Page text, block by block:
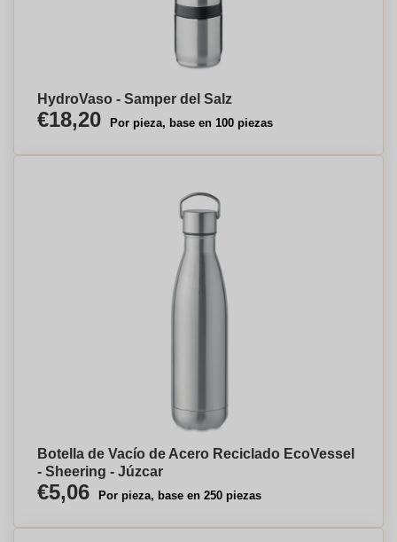
HydroVaso - Samper del Salz
€18,20 Por pieza, base en 100 piezas
Botella de Vacío de Acero Reciclado EcoVessel
- Sheering - Júzcar
€5,06 Por pieza, base en 250 piezas